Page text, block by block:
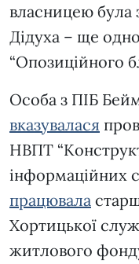
власницею була
Дідуха – ще
“Опозиційного
Особа з ПІБ
вказувалася
НВПТ
інформаційних
працювала
Хортицької
житлового